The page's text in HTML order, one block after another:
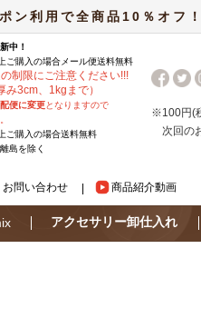
ン利用で全商品10％オ
中！
ご購入の場合 メール便送料無料
制限にご注意ください!!!
み3cm、1kgまで）
便に変更となりますので
ご購入の場合送料無料
島を除く
※100円(
次回の
お問い合わせ 商品紹介動画
アクセサリー卸仕入れ